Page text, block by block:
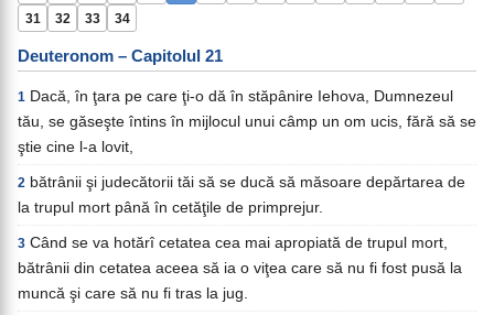
31
32 33 34
Deuteronom – Capitolul 21
1 Dacă, în ţara pe care ţi-o dă în stăpânire Iehova, Dumnezeul
tău, se găseşte întins în mijlocul unui câmp un om ucis, fără să se
ştie cine l-a lovit,
2 bătrânii şi judecătorii tăi să se ducă să măsoare depărtarea de
la trupul mort până în cetăţile de primprejur.
3 Când se va hotărî cetatea cea mai apropiată de trupul mort,
bătrânii din cetatea aceea să ia o viţea care să nu fi fost pusă la
muncă şi care să nu fi tras la jug.